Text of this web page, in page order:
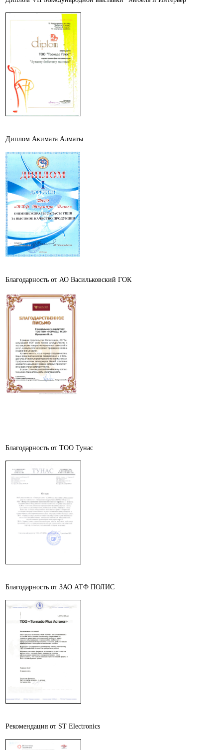
Диплом Акимата Алматы
Благодарность от АО Васильковский ГОК
Благодарность от ТОО Тунас
Благодарность от ЗАО АТФ ПОЛИС
Рекомендация от ST Electronics